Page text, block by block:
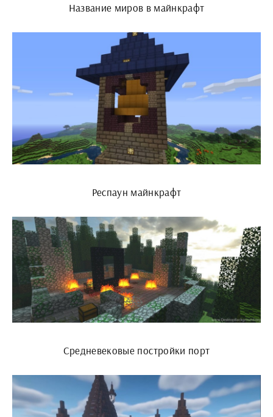
Название миров в майнкрафт
Респаун майнкрафт
Средневековые постройки порт